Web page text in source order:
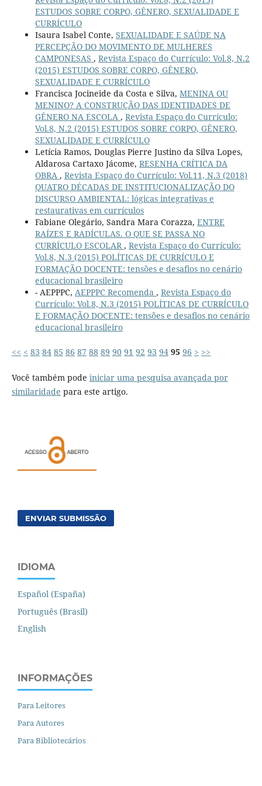
ESTUDOS SOBRE CORPO, GÊNERO, SEXUALIDADE E
CURRÍCULO
Isaura Isabel Conte, SEXUALIDADE E SAÚDE NA
PERCEPÇÃO DO MOVIMENTO DE MULHERES
CAMPONESAS , Revista Espaço do Currículo: Vol.8, N.2
(2015) ESTUDOS SOBRE CORPO, GÊNERO,
SEXUALIDADE E CURRÍCULO
Francisca Jocineide da Costa e Silva, MENINA OU
MENINO? A CONSTRUÇÃO DAS IDENTIDADES DE
GÊNERO NA ESCOLA , Revista Espaço do Currículo:
Vol.8, N.2 (2015) ESTUDOS SOBRE CORPO, GÊNERO,
SEXUALIDADE E CURRÍCULO
Letícia Ramos, Douglas Pierre Justino da Silva Lopes,
Aldarosa Cartaxo Jácome, RESENHA CRÍTICA DA
OBRA , Revista Espaço do Currículo: Vol.11, N.3 (2018)
QUATRO DÉCADAS DE INSTITUCIONALIZAÇÃO DO
DISCURSO AMBIENTAL: lógicas integrativas e
restaurativas em currículos
Fabiane Olegário, Sandra Mara Corazza, ENTRE
RAÍZES E RADÍCULAS. O QUE SE PASSA NO
CURRÍCULO ESCOLAR, Revista Espaço do Currículo:
Vol.8, N.3 (2015) POLÍTICAS DE CURRÍCULO E
FORMAÇÃO DOCENTE: tensões e desafios no cenário
educacional brasileiro
- AEPPPC, AEPPPC Recomenda , Revista Espaço do
Currículo: Vol.8, N.3 (2015) POLÍTICAS DE CURRÍCULO
E FORMAÇÃO DOCENTE: tensões e desafios no cenário
educacional brasileiro
<< < 83 84 85 86 87 88 89 90 91 92 93 94 95 96 > >>
Você também pode iniciar uma pesquisa avançada por
similaridade para este artigo.
ENVIAR SUBMISSÃO
IDIOMA
Español (España)
Português (Brasil)
English
INFORMAÇÕES
Para Leitores
Para Autores
Para Bibliotecários